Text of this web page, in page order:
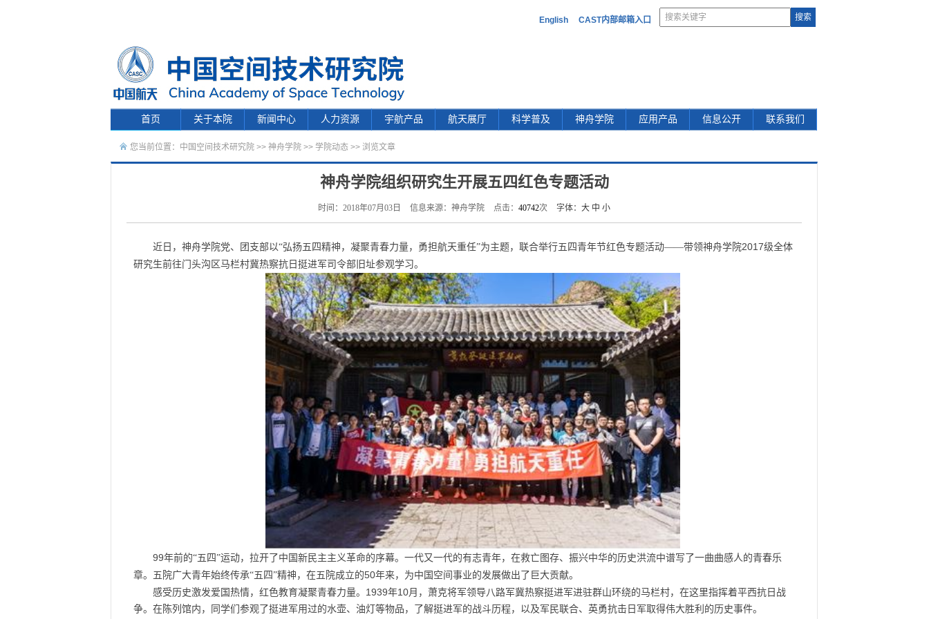
English CAST内部邮箱入口
首页 关于本院 新闻中心 人力资源 宇航产品 航天展厅 科学普及 神舟学院 应用产品 信息公开 联系我们
您当前位置： 中国空间技术研究院 >> 神舟学院 >> 学院动态 >> 浏览文章
神舟学院组织研究生开展五四红色专题活动
时间：2018年07月03日 信息来源：神舟学院 点击： 40742次 字体： 大 中 小
近日，神舟学院党、团支部以“弘扬五四精神，凝聚青春力量，勇担航天重任”为主题，联合举行五四青年节红色专题活动——带领神舟学院2017级全体
研究生前往门头沟区马栏村冀热察抗日挺进军司令部旧址参观学习。
99年前的“五四”运动，拉开了中国新民主主义革命的序幕。一代又一代的有志青年，在救亡图存、振兴中华的历史洪流中谱写了一曲曲感人的青春乐
章。五院广大青年始终传承“五四”精神，在五院成立的50年来，为中国空间事业的发展做出了巨大贡献。
感受历史激发爱国热情，红色教育凝聚青春力量。 1939年10月，萧克将军领导八路军冀热察挺进军进驻群山环绕的马栏村，在这里指挥着平西抗日战
争。在陈列馆内，同学们参观了挺进军用过的水壶、油灯等物品，了解挺进军的战斗历程，以及军民联合、英勇抗击日军取得伟大胜利的历史事件。